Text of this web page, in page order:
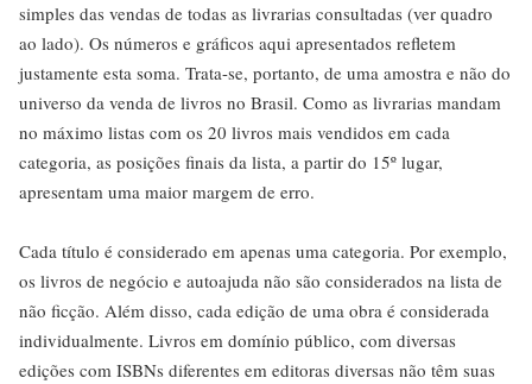
simples das vendas de todas as livrarias consultadas (ver quadro
ao lado). Os números e gráficos aqui apresentados refletem
justamente esta soma. Trata-se, portanto, de uma amostra e não do
universo da venda de livros no Brasil. Como as livrarias mandam
no máximo listas com os 20 livros mais vendidos em cada
categoria, as posições finais da lista, a partir do 15º lugar,
apresentam uma maior margem de erro.
Cada título é considerado em apenas uma categoria. Por exemplo,
os livros de negócio e autoajuda não são considerados na lista de
não ficção. Além disso, cada edição de uma obra é considerada
individualmente. Livros em domínio público, com diversas
edições com ISBNs diferentes em editoras diversas não têm suas